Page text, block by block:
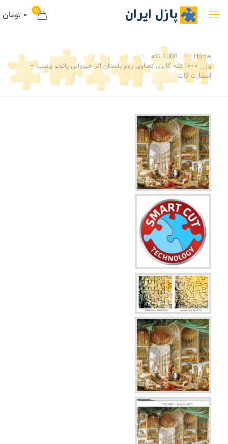
0 ۰ تومان
Home
1000 تکه
پازل ۱۰۰۰ تکه گالری تصاویر روم باستان اثر جیووانی پائولو پانینی –
اسمارت کات